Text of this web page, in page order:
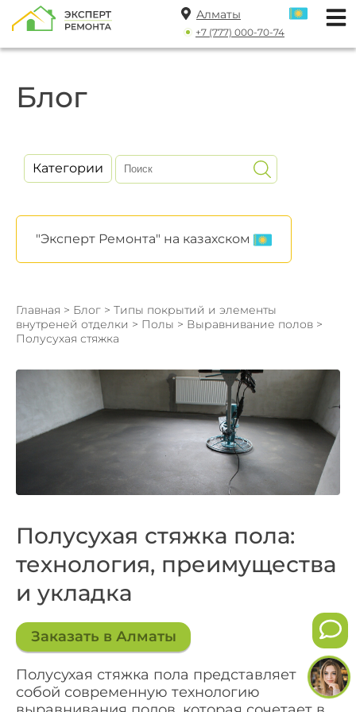
Алматы
+7 (777) 000-70-74
Блог
Категории
"Эксперт Ремонта" на казахском
Главная > Блог > Типы покрытий и элементы
внутреней отделки > Полы > Выравнивание полов >
Полусухая стяжка
Полусухая стяжка пола:
технология, преимущества
и укладка
Заказать в Алматы
Полусухая стяжка пола представляет
собой современную технологию